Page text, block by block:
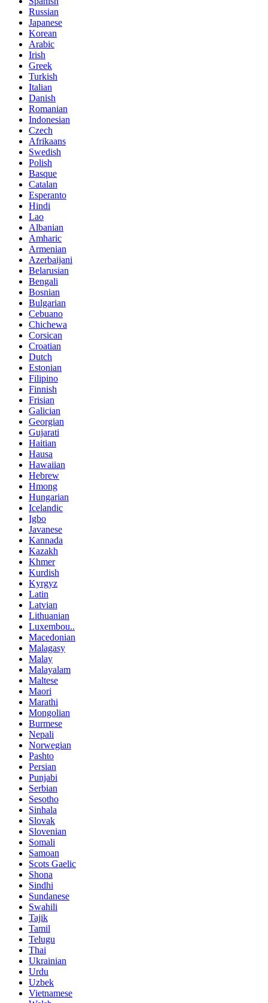
Russian
Japanese
Korean
Arabic
Irish
Greek
Turkish
Italian
Danish
Romanian
Indonesian
Czech
Afrikaans
Swedish
Polish
Basque
Catalan
Esperanto
Hindi
Lao
Albanian
Amharic
Armenian
Azerbaijani
Belarusian
Bengali
Bosnian
Bulgarian
Cebuano
Chichewa
Corsican
Croatian
Dutch
Estonian
Filipino
Finnish
Frisian
Galician
Georgian
Gujarati
Haitian
Hausa
Hawaiian
Hebrew
Hmong
Hungarian
Icelandic
Igbo
Javanese
Kannada
Kazakh
Khmer
Kurdish
Kyrgyz
Latin
Latvian
Lithuanian
Luxembou..
Macedonian
Malagasy
Malay
Malayalam
Maltese
Maori
Marathi
Mongolian
Burmese
Nepali
Norwegian
Pashto
Persian
Punjabi
Serbian
Sesotho
Sinhala
Slovak
Slovenian
Somali
Samoan
Scots Gaelic
Shona
Sindhi
Sundanese
Swahili
Tajik
Tamil
Telugu
Thai
Ukrainian
Urdu
Uzbek
Vietnamese